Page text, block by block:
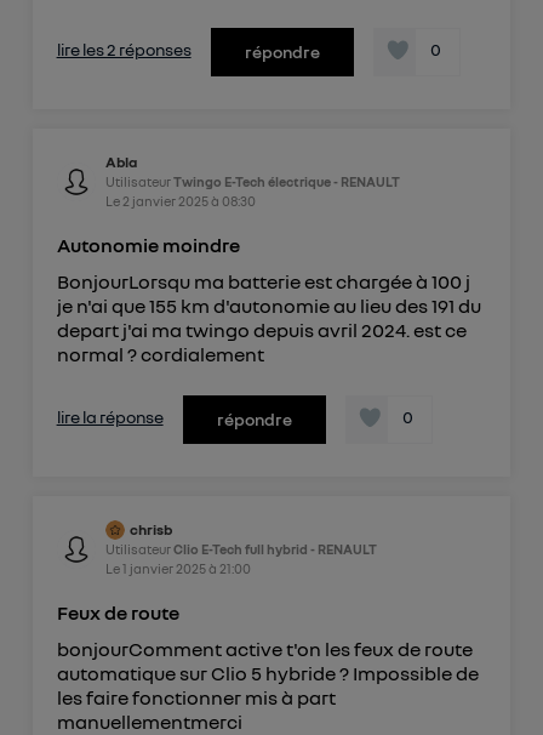
lire les 2 réponses répondre 0
Abla
UtilisateurTwingo E-Tech électrique - RENAULT
Le 2 janvier 2025à 08:30
Autonomie moindre
BonjourLorsqu ma batterie est chargée à 100 j
je n'ai que 155 km d'autonomie au lieu des 191 du
depart j'ai ma twingo depuis avril 2024. est ce
normal ? cordialement
lire la réponse répondre 0
chrisb
UtilisateurClio E-Tech full hybrid - RENAULT
Le1 janvier 2025à 21:00
Feux de route
bonjourComment active t'on les feux de route
automatique sur Clio 5 hybride ? Impossible de
les faire fonctionner mis à part
manuellementmerci